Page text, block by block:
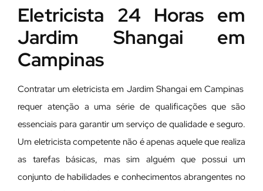
Eletricista 24 Horas em
Jardim Shangai em
Campinas
Contratar um eletricista em Jardim Shangai em Campinas
requer atenção a uma série de qualificações que são
essenciais para garantir um serviço de qualidade e seguro.
Um eletricista competente não é apenas aquele que realiza
as tarefas básicas, mas sim alguém que possui um
conjunto de habilidades e conhecimentos abrangentes no